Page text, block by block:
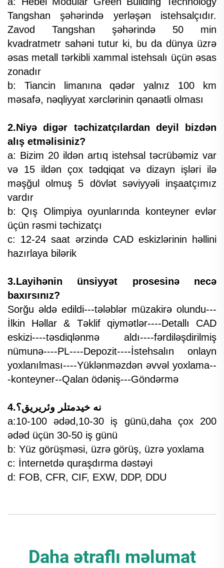
Tangshan şəhərində yerləşən istehsalçıdır.
Zavod Tangshan şəhərində 50 min
kvadratmetr sahəni tutur ki, bu da dünya üzrə
əsas metall tərkibli xammal istehsalı üçün əsas
zonadır
b: Tiancin limanına qədər yalnız 100 km
məsafə, nəqliyyat xərclərinin qənaətli olması
2.Niyə digər təchizatçılardan deyil bizdən
alış etməlisiniz?
a: Bizim 20 ildən artıq istehsal təcrübəmiz var
və 15 ildən çox tədqiqat və dizayn işləri ilə
məşğul olmuş 5 dövlət səviyyəli inşaatçımız
vardır
b: Qış Olimpiya oyunlarında konteyner evlər
üçün rəsmi təchizatçı
c: 12-24 saat ərzində CAD eskizlərinin həllini
hazırlaya bilərik
3.Layihənin ünsiyyət prosesinə necə
baxırsınız?
Sorğu əldə edildi---tələblər müzakirə olundu---
İlkin Həllar & Təklif qiymətlər----Detallı CAD
eskizi----təsdiqlənmə aldı----fərdiləşdirilmiş
nümunə----PL----Depozit----İstehsalın onlayn
yoxlanılması----Yüklənməzdən əvvəl yoxlama--
-konteyner--Qalan ödəniş---Göndərmə
4.نه خیدمتلر وئریریق؟
a:10-100 ədəd,10-30 iş günü,daha çox 200
ədəd üçün 30-50 iş günü
b: Yüz görüşməsi, üzrə görüş, üzrə yoxlama
c: İnternetdə quraşdırma dəstəyi
d: FOB, CFR, CIF, EXW, DDP, DDU
Daha ətraflı məlumat